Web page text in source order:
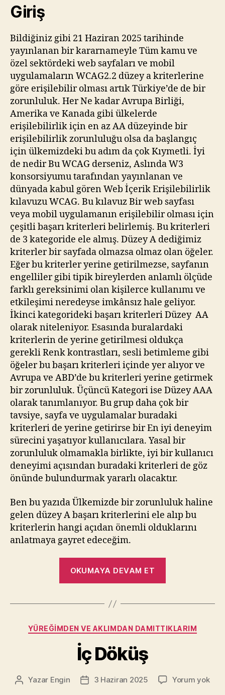
Giriş
Bildiğiniz gibi 21 Haziran 2025 tarihinde
yayınlanan bir kararnameyle Tüm kamu ve
özel sektördeki web sayfaları ve mobil
uygulamaların WCAG2.2 düzey a kriterlerine
göre erişilebilir olması artık Türkiye’de de bir
zorunluluk. Her Ne kadar Avrupa Birliği,
Amerika ve Kanada gibi ülkelerde
erişilebilirlik için en az AA düzeyinde bir
erişilebilirlik zorunluluğu olsa da başlangıç
için ülkemizdeki bu adım da çok Kıymetli. İyi
de nedir Bu WCAG derseniz, Aslında W3
konsorsiyumu tarafından yayınlanan ve
dünyada kabul gören Web İçerik Erişilebilirlik
kılavuzu WCAG. Bu kılavuz Bir web sayfası
veya mobil uygulamanın erişilebilir olması için
çeşitli başarı kriterleri belirlemiş. Bu kriterleri
de 3 kategoride ele almış. Düzey A dediğimiz
kriterler bir sayfada olmazsa olmaz olan öğeler.
Eğer bu kriterler yerine getirilmezse, sayfanın
engelliler gibi tipik bireylerden anlamlı ölçüde
farklı gereksinimi olan kişilerce kullanımı ve
etkileşimi neredeyse imkânsız hale geliyor.
İkinci kategorideki başarı kriterleri Düzey AA
olarak niteleniyor. Esasında buralardaki
kriterlerin de yerine getirilmesi oldukça
gerekli Renk kontrastları, sesli betimleme gibi
öğeler bu başarı kriterleri içinde yer alıyor ve
Avrupa ve ABD’de bu kriterleri yerine getirmek
bir zorunluluk. Üçüncü Kategori ise Düzey AAA
olarak tanımlanıyor. Bu grup daha çok bir
tavsiye, sayfa ve uygulamalar buradaki
kriterleri de yerine getirirse bir En iyi deneyim
sürecini yaşatıyor kullanıcılara. Yasal bir
zorunluluk olmamakla birlikte, iyi bir kullanıcı
deneyimi açısından buradaki kriterleri de göz
önünde bulundurmak yararlı olacaktır.
Ben bu yazıda Ülkemizde bir zorunluluk haline
gelen düzey A başarı kriterlerini ele alıp bu
kriterlerin hangi açıdan önemli olduklarını
anlatmaya gayret edeceğim.
OKUMAYA DEVAM ET
Kılavuzu
Düzey
Kriterlerini
Anlama
Kategoriler
YÜREĞIMDEN VE AKLIMDAN DAMITTIKLARIM
İç Döküş
Yazının
Yazar Engin
Yazı3 Haziran 2025 Yorum yokİç